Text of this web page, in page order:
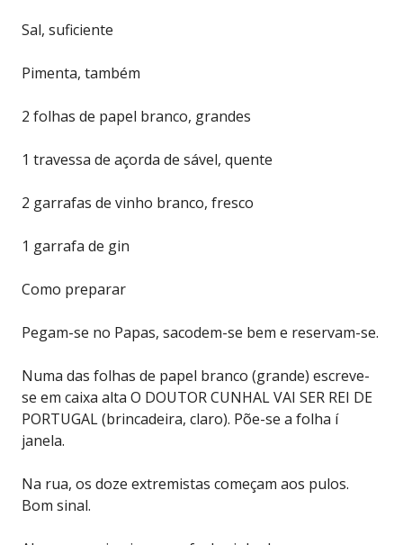
Sal, suficiente
Pimenta, também
2 folhas de papel branco, grandes
1 travessa de açorda de sável, quente
2 garrafas de vinho branco, fresco
1 garrafa de gin
Como preparar
Pegam-se no Papas, sacodem-se bem e reservam-se.
Numa das folhas de papel branco (grande) escreve-
se em caixa alta O DOUTOR CUNHAL VAI SER REI DE
PORTUGAL (brincadeira, claro). Põe-se a folha í
janela.
Na rua, os doze extremistas começam aos pulos.
Bom sinal.